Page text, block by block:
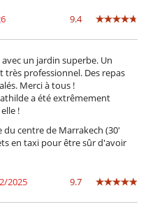
9.4
un jardin superbe. Un
professionnel. Des repas
Merci à tous !
a été extrêmement
!
centre de Marrakech (30'
en taxi pour être sûr d'avoir
2025 9.7